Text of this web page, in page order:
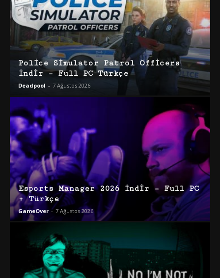
Police Simulator Patrol Officers
İndir – Full PC Türkçe
Deadpool - 7 Ağustos 2026
Esports Manager 2026 İndir – Full PC
+ Türkçe
GameOver - 7 Ağustos 2026